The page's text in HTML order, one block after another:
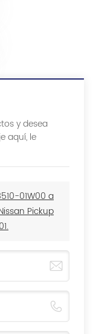
y desea
aquí, le
01W00 a
Pickup